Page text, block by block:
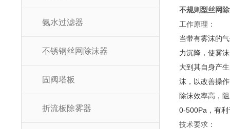
氨水过滤器
不锈钢丝网除沫器
固阀塔板
折流板除雾器
不规则型丝网
工作原理：
当带有雾沫的
力沉降，使雾
大到其自身产
沫，以改善操
除沫效率高，
0-500Pa，有
技术要求：